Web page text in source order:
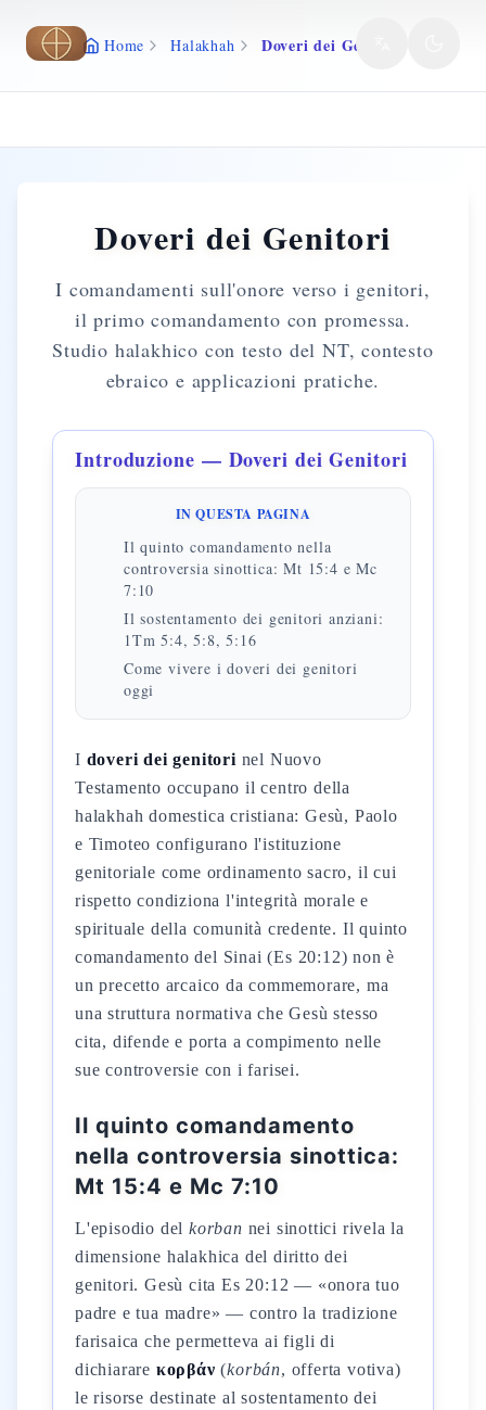
Vai al contenuto principale
Home Halakhah Doveri dei Genitori
Doveri dei Genitori
I comandamenti sull'onore verso i genitori,
il primo comandamento con promessa.
Studio halakhico con testo del NT, contesto
ebraico e applicazioni pratiche.
Introduzione — Doveri dei Genitori
IN QUESTA PAGINA
Il quinto comandamento nella
controversia sinottica: Mt 15:4 e Mc
7:10
Il sostentamento dei genitori anziani:
1Tm 5:4, 5:8, 5:16
Come vivere i doveri dei genitori
oggi
I doveri dei genitori nel Nuovo
Testamento occupano il centro della
halakhah domestica cristiana: Gesù, Paolo
e Timoteo configurano l'istituzione
genitoriale come ordinamento sacro, il cui
rispetto condiziona l'integrità morale e
spirituale della comunità credente. Il quinto
comandamento del Sinai (Es 20:12) non è
un precetto arcaico da commemorare, ma
una struttura normativa che Gesù stesso
cita, difende e porta a compimento nelle
sue controversie con i farisei.
Il quinto comandamento
nella controversia sinottica:
Mt 15:4 e Mc 7:10
L'episodio del korban nei sinottici rivela la
dimensione halakhica del diritto dei
genitori. Gesù cita Es 20:12 — «onora tuo
padre e tua madre» — contro la tradizione
farisaica che permetteva ai figli di
dichiarare κορβάν (korbán, offerta votiva)
le risorse destinate al sostentamento dei